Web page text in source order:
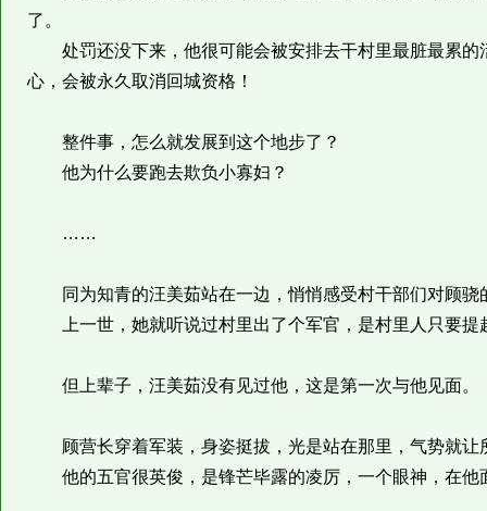
了。
处罚还没下来，他很可能会被安排去干村里最脏最累
心，会被永久取消回城资格！
整件事，怎么就发展到这个地步了？
他为什么要跑去欺负小寡妇？
……
同为知青的汪美茹站在一边，悄悄感受村干部们对顾骁
上一世，她就听说过村里出了个军官，是村里人只要提
但上辈子，汪美茹没有见过他，这是第一次与他见面。
顾营长穿着军装，身姿挺拔，光是站在那里，气势就让
他的五官很英俊，是锋芒毕露的凌厉，一个眼神，在他